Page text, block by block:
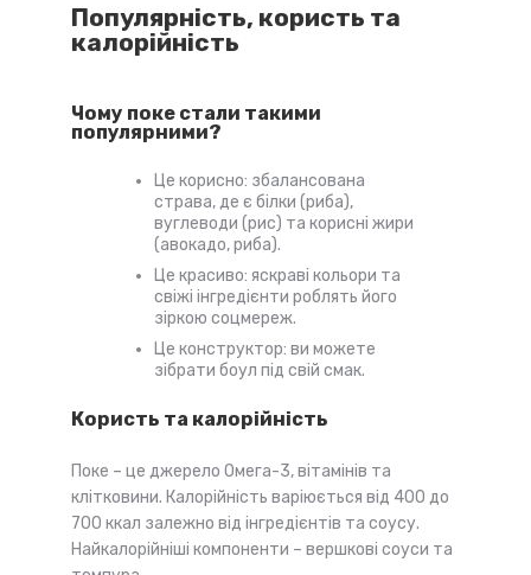
Популярність, користь та
калорійність
Чому поке стали такими
популярними?
Це корисно: збалансована
страва, де є білки (риба),
вуглеводи (рис) та корисні жири
(авокадо, риба).
Це красиво: яскраві кольори та
свіжі інгредієнти роблять його
зіркою соцмереж.
Це конструктор: ви можете
зібрати боул під свій смак.
Користь та калорійність
Поке – це джерело Омега-3, вітамінів та
клітковини. Калорійність варіюється від 400 до
700 ккал залежно від інгредієнтів та соусу.
Найкалорійніші компоненти – вершкові соуси та